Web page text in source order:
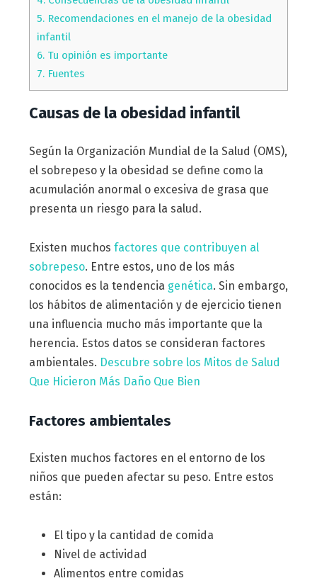
5.Recomendaciones en el manejo de la obesidad
infantil
6.Tu opinión es importante
7.Fuentes
Causas de la obesidad infantil
Según la Organización Mundial de la Salud (OMS),
el sobrepeso y la obesidad se define como la
acumulación anormal o excesiva de grasa que
presenta un riesgo para la salud.
Existen muchos factores que contribuyen al
sobrepeso. Entre estos, uno de los más
conocidos es la tendencia genética. Sin embargo,
los hábitos de alimentación y de ejercicio tienen
una influencia mucho más importante que la
herencia. Estos datos se consideran factores
ambientales. Descubre sobre los Mitos de Salud
Que Hicieron Más Daño Que Bien
Factores ambientales
Existen muchos factores en el entorno de los
niños que pueden afectar su peso. Entre estos
están:
El tipo y la cantidad de comida
Nivel de actividad
Alimentos entre comidas